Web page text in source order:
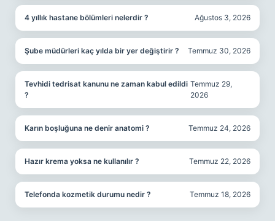
4 yıllık hastane bölümleri nelerdir ? Ağustos 3, 2026
Şube müdürleri kaç yılda bir yer değiştirir ? Temmuz 30, 2026
Tevhidi tedrisat kanunu ne zaman kabul edildi
?
Temmuz 29,
2026
Karın boşluğuna ne denir anatomi ? Temmuz 24, 2026
Hazır krema yoksa ne kullanılır ? Temmuz 22, 2026
Telefonda kozmetik durumu nedir ? Temmuz 18, 2026